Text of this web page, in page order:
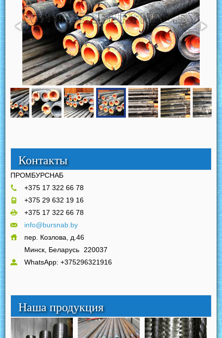
Контакты
ПРОМБУРСНАБ
+375 17 322 66 78
+375 29 632 19 16
+375 17 322 66 78
info@bursnab.by
пер. Козлова, д.46
Минск, Беларусь
220037
WhatsApp: +375296321916
Наша продукция